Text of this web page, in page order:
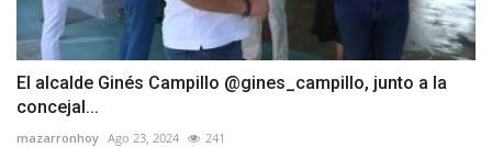
El alcalde Ginés Campillo @gines_campillo, junto a la
concejal...
mazarronhoy Ago 23, 2024 241